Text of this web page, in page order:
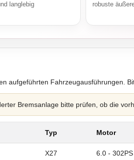
langlebig robuste
aufgeführten Fahrzeugausführungen.
Bremsanlage bitte prüfen, ob die
Typ Motor
X27 6.0 - 302PS